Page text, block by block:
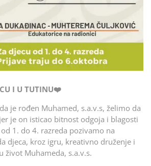
I U TUTINU❤️
je rođen Muhamed, s.a.v.s, želimo da
je on isticao bitnost odgoja i blagosti
1. do 4. razreda pozivamo na
djeca, kroz igru, kreativno druženje i
život Muhameda, s.a.v.s.